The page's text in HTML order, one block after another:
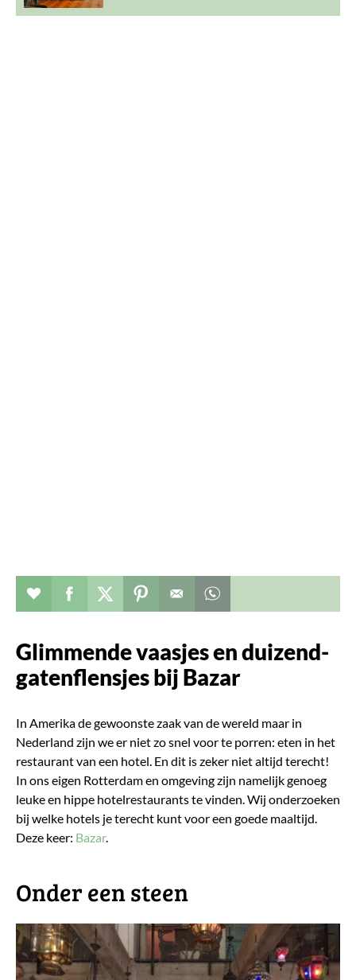
Verhaal toevoegen aan favorieten
Deel dit op facebook
Deel dit op twitter
Deel dit op pinterest
Glimmende vaasjes en duizend-
gatenflensjes bij Bazar
In Amerika de gewoonste zaak van de wereld maar in
Nederland zijn we er niet zo snel voor te porren: eten in het
restaurant van een hotel. En dit is zeker niet altijd terecht!
In ons eigen Rotterdam en omgeving zijn namelijk genoeg
leuke en hippe hotelrestaurants te vinden. Wij onderzoeken
bij welke hotels je terecht kunt voor een goede maaltijd.
Deze keer: Bazar.
Onder een steen